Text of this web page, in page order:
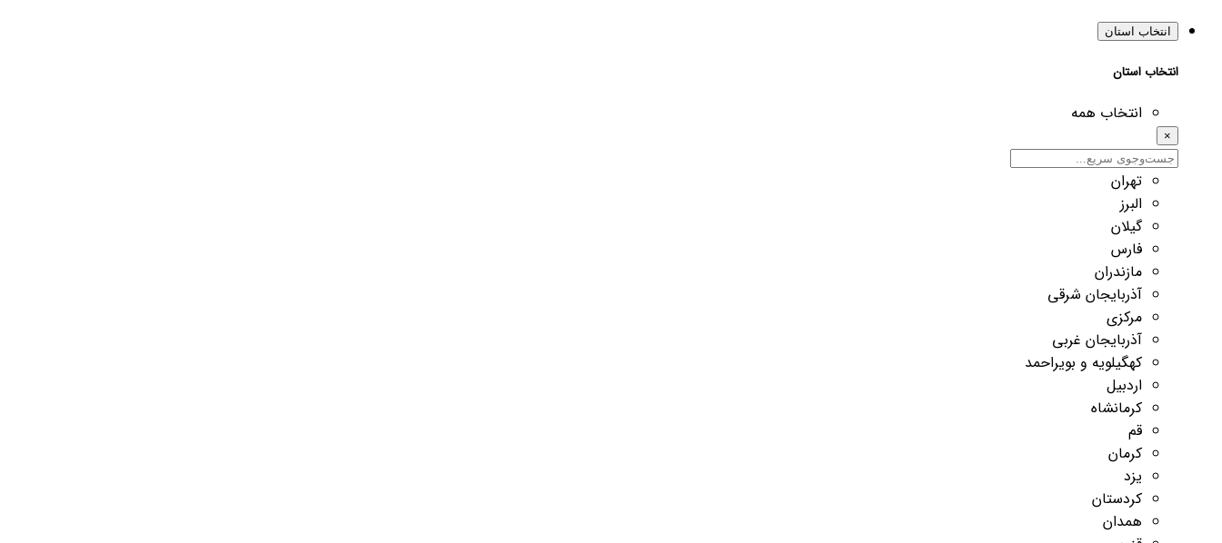
انتخاب استان
انتخاب استان
انتخاب همه
×
تهران
البرز
گیلان
فارس
مازندران
آذربایجان شرقی
مرکزی
آذربایجان غربی
کهگیلویه و بویراحمد
اردبیل
کرمانشاه
قم
کرمان
یزد
کردستان
همدان